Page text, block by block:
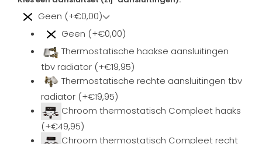
Geen (+€0,00)
Geen (+€0,00)
Thermostatische haakse aansluitingen
tbv radiator (+€19,95)
Thermostatische rechte aansluitingen tbv
radiator (+€19,95)
Chroom thermostatisch Compleet haaks
(+€49,95)
Chroom thermostatisch Compleet recht